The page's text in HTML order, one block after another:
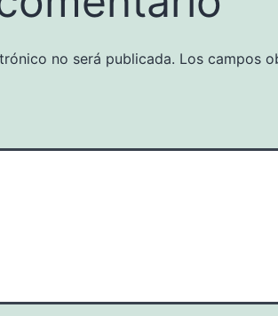
no será publicada. Los campos